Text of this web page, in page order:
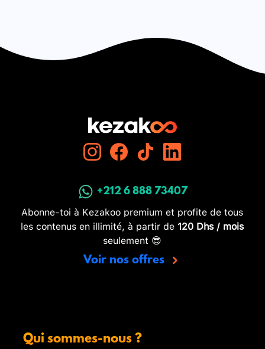
+212 6 888 73407
Abonne-toi à Kezakoo premium et profite de tous
les contenus en illimité, à partir de 120 Dhs / mois
seulement 😎
Voir nos offres
Qui sommes-nous ?